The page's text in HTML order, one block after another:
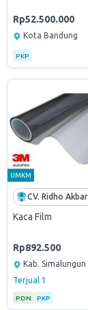
Rp52.500.000
Kota Bandung
PKP
UMKM
Kaca Film
Rp892.500
Kab. Simalungun
Terjual1
PDN PKP